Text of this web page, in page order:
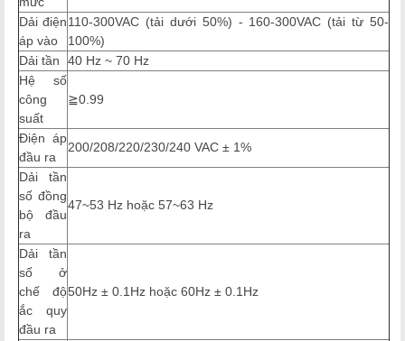
Dải điện
áp vào
110-300VAC (tải dưới 50%) - 160-300VAC (tải từ 50-
100%)
Dải tần
40 Hz ~ 70 Hz
Hệ số
công
suất
≧0.99
Điện áp
đầu ra
200/208/220/230/240 VAC ± 1%
Dải tần
số đồng
bộ đầu
ra
47~53 Hz hoặc 57~63 Hz
Dải tần
số ở
chế độ
ắc quy
đầu ra
50Hz ± 0.1Hz hoặc 60Hz ± 0.1Hz